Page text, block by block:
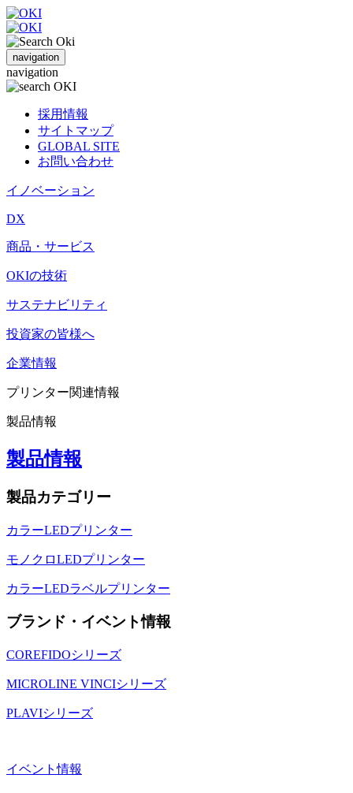
navigation
navigation
採用情報
サイトマップ
GLOBAL SITE
お問い合わせ
イノベーション
DX
商品・サービス
OKIの技術
サステナビリティ
投資家の皆様へ
企業情報
プリンター関連情報
製品情報
製品情報
製品カテゴリー
カラーLEDプリンター
モノクロLEDプリンター
カラーLEDラベルプリンター
ブランド・イベント情報
COREFIDOシリーズ
MICROLINE VINCIシリーズ
PLAVIシリーズ
イベント情報